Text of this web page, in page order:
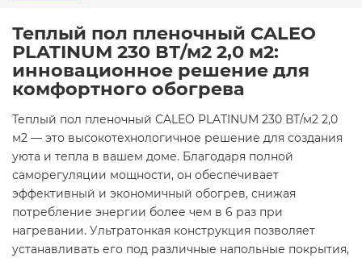
Теплый пол пленочный CALEO
PLATINUM 230 ВТ/м2 2,0 м2:
инновационное решение для
комфортного обогрева​
Теплый пол пленочный CALEO PLATINUM 230 ВТ/м2 2,0
м2 — это высокотехнологичное решение для создания
уюта и тепла в вашем доме. Благодаря полной
саморегуляции мощности, он обеспечивает
эффективный и экономичный обогрев, снижая
потребление энергии более чем в 6 раз при
нагревании. Ультратонкая конструкция позволяет
устанавливать его под различные напольные покрытия,